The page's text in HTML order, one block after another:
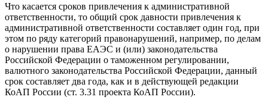
Что касается сроков привлечения к административной
ответственности, то общий срок давности привлечения к
административной ответственности составляет один год, при
этом по ряду категорий правонарушений, например, по делам
о нарушении права ЕАЭС и (или) законодательства
Российской Федерации о таможенном регулировании,
валютного законодательства Российской Федерации, данный
срок составляет два года, как и в действующей редакции
КоАП России (ст. 3.31 проекта КоАП России).